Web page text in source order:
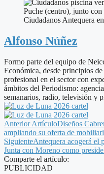
Puche (centro), junto
Ciudadanos Antequera
Alfonso Núñez
Formo parte del equipo de
Económica, desde principios
profesional en el sector con
ámbitos del Periodismo:
semanarios, radio, televisión y
Anterior ArtículoDiseños
ampliando su oferta de
SiguienteAntequera acogerá el
Junta con Moreno como
Comparte el artículo:
PUBLICIDAD